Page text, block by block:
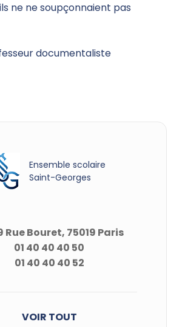
ne ne soupçonnaient pas
documentaliste
Ensemble scolaire
Saint-Georges
Rue Bouret, 75019 Paris
01 40 40 40 50
01 40 40 40 52
VOIR TOUT